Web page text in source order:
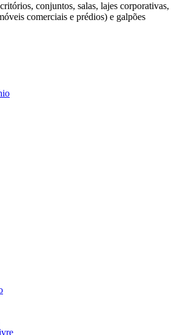
conjuntos, salas, lajes corporativas,
comerciais e prédios) e galpões